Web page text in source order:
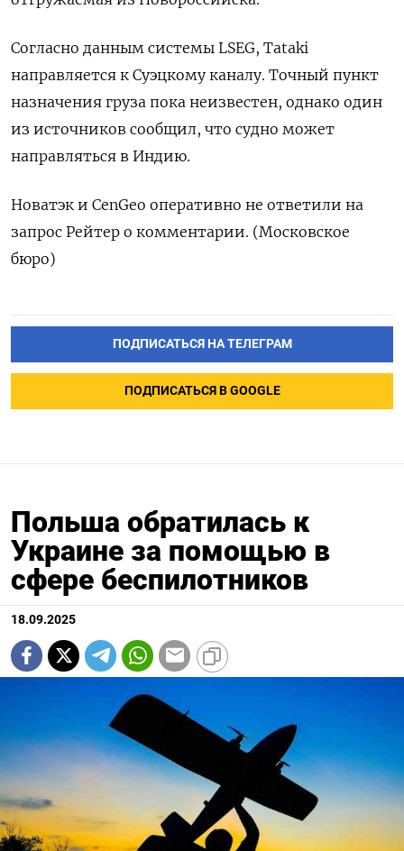
Согласно данным системы LSEG, Tataki
направляется к Суэцкому каналу. Точный пункт
назначения груза пока неизвестен, однако один
из источников сообщил, что судно может
направляться в Индию.
Новатэк и CenGeo оперативно не ответили на
запрос Рейтер о комментарии. (Московское
бюро)
ПОДПИСАТЬСЯ НА ТЕЛЕГРАМ
ПОДПИСАТЬСЯ В GOOGLE
Польша обратилась к
Украине за помощью в
сфере беспилотников
18.09.2025